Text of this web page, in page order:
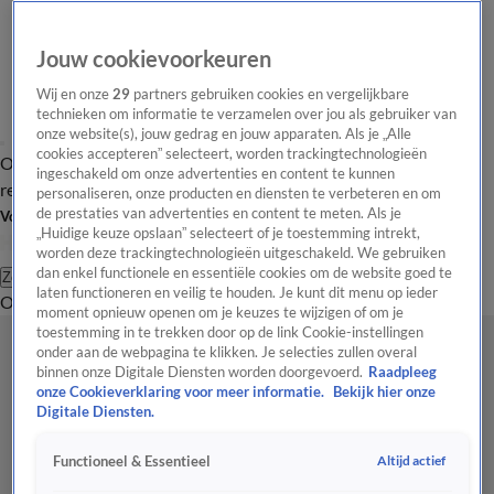
Overzicht Laatste nieuws Regionieuws Het beste van Hart
Tip de
redactie
Volg Hart van Nederland
Zoeken
OverzichtRegioUitzendingenWeerTip de redactiePanelVideo's
Jouw cookievoorkeuren
Wij en onze29 partners gebruiken cookies en vergelijkbare
technieken om informatie te verzamelen over jou als gebruiker van
onze website(s), jouw gedrag en jouw apparaten. Als je „Alle
cookies accepteren” selecteert, worden trackingtechnologieën
ingeschakeld om onze advertenties en content te kunnen
personaliseren, onze producten en diensten te verbeteren en om
de prestaties van advertenties en content te meten. Als je
„Huidige keuze opslaan” selecteert of je toestemming intrekt,
worden deze trackingtechnologieën uitgeschakeld. We gebruiken
dan enkel functionele en essentiële cookies om de website goed te
laten functioneren en veilig te houden. Je kunt dit menu op ieder
moment opnieuw openen om je keuzes te wijzigen of om je
toestemming in te trekken door op de link Cookie-instellingen
onder aan de webpagina te klikken. Je selecties zullen overal
binnen onze Digitale Diensten worden doorgevoerd. Raadpleeg
onze Cookieverklaring voor meer informatie.
Bekijk hier onze
Digitale Diensten.
Functioneel & Essentieel Altijd actief